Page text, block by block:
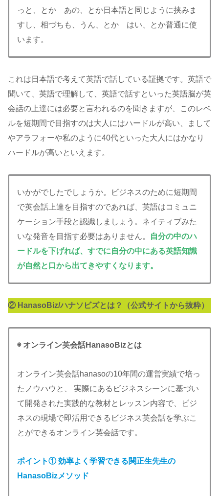
っと、とか あの、とか日本語と同じように挟みま
すし、相づちも、うん、とか はい、とか普通に使
います。
これは日本語で考えて英語で話している証拠です。英語で
聞いて、英語で理解して、英語で話すといった英語脳が英
会話の上達には必要と言われるのを聞きますが、このレベ
ルを短期間で目指すのは大人にはハードルが高い、まして
やアラフォーや私のように40代といった大人にはかなり
ハードルが高いといえます。
いかがでしたでしょうか。ビジネスのために短期間
で英会話上達を目指すのであれば、英語はコミュニ
ケーション手段と認識しましょう。ネイティブみた
いな発音を目指す必要はありません。
自分の中のハ
ードルを下げれば、すでに自分の中にある英語知識
が自然と口から出てきやすくなります。
② HanasoBiz/ハナソビズとは？ （公式サイトから抜粋）
◉ オンライン英会話HanasoBizとは
オンライン英会話hanasoの10年間の運営実績で培っ
たノウハウと、 実際にあるビジネスシーンに基づい
て開発された実践的な教材とレッスン内容で、ビジ
ネスの現場で即活用できるビジネス英会話を学ぶこ
とができるオンライン英会話です。
ポイント① 効率よく学習できる関正生先生の
HanasoBizメソッド